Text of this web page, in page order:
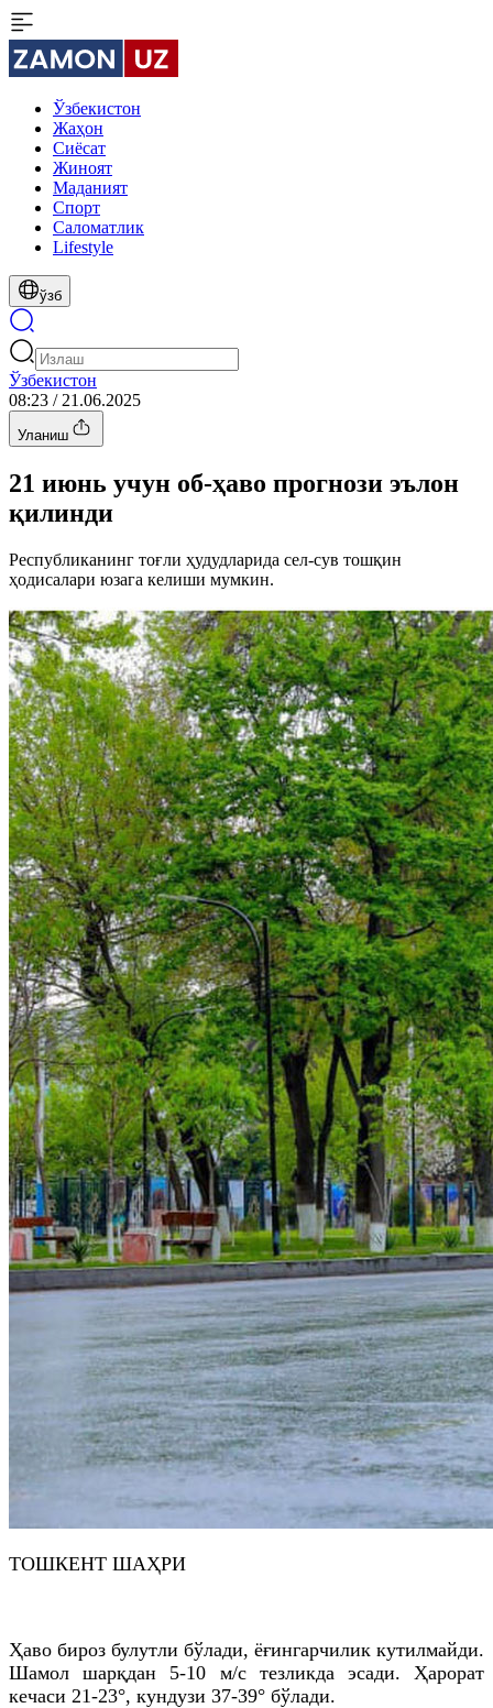
Ўзбекистон
Жаҳон
Сиёсат
Жиноят
Маданият
Спорт
Cаломатлик
Lifestyle
ўзб
Ўзбекистон
08:23 / 21.06.2025
Уланиш
21 июнь учун об-ҳаво прогнози эълон
қилинди
Республиканинг тоғли ҳудудларида сел-сув тошқин
ҳодисалари юзага келиши мумкин.
ТОШКEНТ ШАҲРИ
Ҳаво бироз булутли бўлади, ёғингарчилик кутилмайди.
Шамол шарқдан 5-10 м/с тезликда эсади. Ҳарорат
кечаси 21-23°, кундузи 37-39° бўлади.